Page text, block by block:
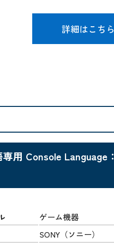
詳細はこちら
用 Console Language：
ゲーム機器
SONY（ソニー）